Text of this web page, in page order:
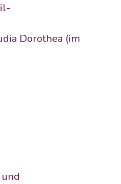
Dorothea (im